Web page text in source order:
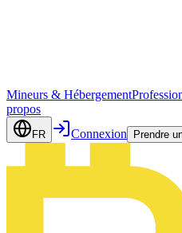
Mineurs & Hébergement
propos
FR Connexion Prendre